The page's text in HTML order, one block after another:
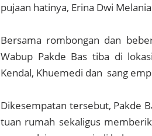
pujaan hatinya, Erina Dwi
Bersama rombongan dan
Wabup Pakde Bas tiba di
Kendal, Khuemedi dan sang
Dikesempatan tersebut, Pakde
tuan rumah sekaligus